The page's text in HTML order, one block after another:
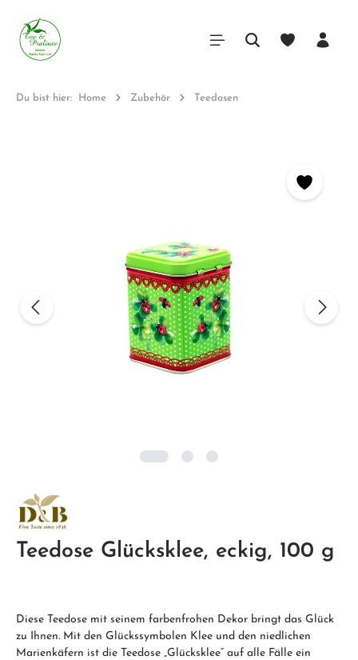
Du bist hier: Home Zubehör Teedosen
Teedose Glücksklee, eckig, 100 g
Diese Teedose mit seinem farbenfrohen Dekor bringt das Glück
zu Ihnen. Mit den Glückssymbolen Klee und den niedlichen
Marienkäfern ist die Teedose „Glücksklee“ auf alle Fälle ein